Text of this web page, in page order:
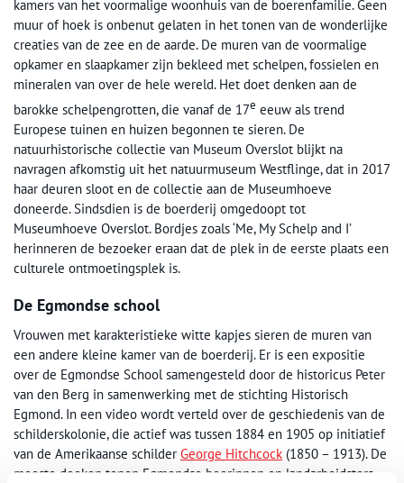
kamers van het voormalige woonhuis van de boerenfamilie. Geen
muur of hoek is onbenut gelaten in het tonen van de wonderlijke
creaties van de zee en de aarde. De muren van de voormalige
opkamer en slaapkamer zijn bekleed met schelpen, fossielen en
mineralen van over de hele wereld. Het doet denken aan de
barokke schelpengrotten, die vanaf de 17e eeuw als trend
Europese tuinen en huizen begonnen te sieren. De
natuurhistorische collectie van Museum Overslot blijkt na
navragen afkomstig uit het natuurmuseum Westflinge, dat in 2017
haar deuren sloot en de collectie aan de Museumhoeve
doneerde. Sindsdien is de boerderij omgedoopt tot
Museumhoeve Overslot. Bordjes zoals ‘Me, My Schelp and I’
herinneren de bezoeker eraan dat de plek in de eerste plaats een
culturele ontmoetingsplek is.
De Egmondse school
Vrouwen met karakteristieke witte kapjes sieren de muren van
een andere kleine kamer van de boerderij. Er is een expositie
over de Egmondse School samengesteld door de historicus Peter
van den Berg in samenwerking met de stichting Historisch
Egmond. In een video wordt verteld over de geschiedenis van de
schilderskolonie, die actief was tussen 1884 en 1905 op initiatief
van de Amerikaanse schilder George Hitchcock (1850 – 1913). De
meeste doeken tonen Egmondse boerinnen en landarbeidsters,